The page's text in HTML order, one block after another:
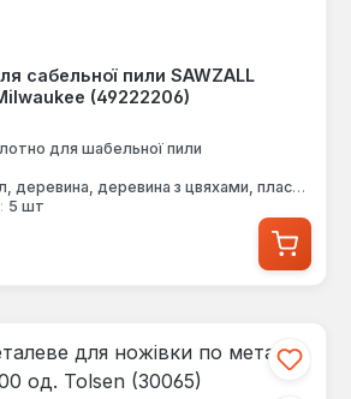
сабельної пили SAWZALL
(49222206)
для шабельної пили
деревина з цвяхами, пластик, чавун
5 шт